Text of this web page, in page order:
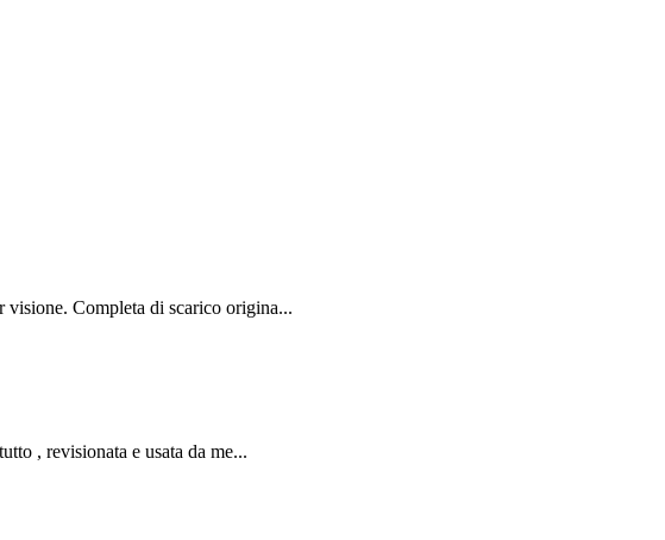
Completa di scarico origina...
, revisionata e usata da me...